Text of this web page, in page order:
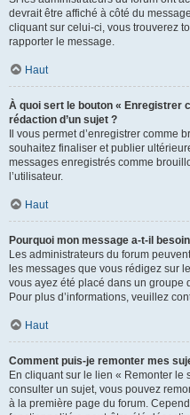
devrait être affiché à côté du
cliquant sur celui-ci, vous trouverez
rapporter le message.
Haut
À quoi sert le bouton « Enregistrer
rédaction d’un sujet ?
Il vous permet d’enregistrer comme
souhaitez finaliser et publier
messages enregistrés comme
l’utilisateur.
Haut
Pourquoi mon message a-t-il
Les administrateurs du forum
les messages que vous rédigez sur
vous ayez été placé dans un groupe
Pour plus d’informations, veuillez
Haut
Comment puis-je remonter mes
En cliquant sur le lien « Remonter le
consulter un sujet, vous pouvez
à la première page du forum.